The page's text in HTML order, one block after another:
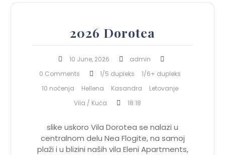
2026 Dorotea
10 June, 2026
admin
0 Comments
1/5 dupleks
1/6+ dupleks
10 noćenja
Hellena Kasandra
Letovanje
Vila / Kuća
18:18
slike uskoro Vila Dorotea se nalazi u
centralnom delu Nea Flogite, na samoj
plaži i u blizini naših vila Eleni Apartments,